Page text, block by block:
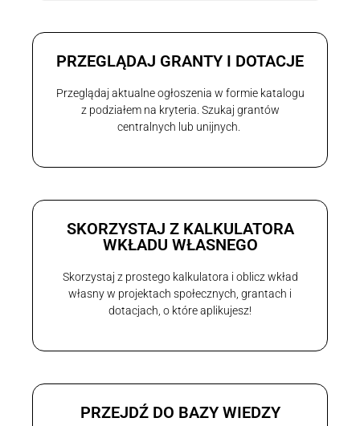
PRZEGLĄDAJ GRANTY I DOTACJE
Przeglądaj aktualne ogłoszenia w formie katalogu
z podziałem na kryteria. Szukaj grantów
centralnych lub unijnych.
SKORZYSTAJ Z KALKULATORA
WKŁADU WŁASNEGO
Skorzystaj z prostego kalkulatora i oblicz wkład
własny w projektach społecznych, grantach i
dotacjach, o które aplikujesz!
PRZEJDŹ DO BAZY WIEDZY